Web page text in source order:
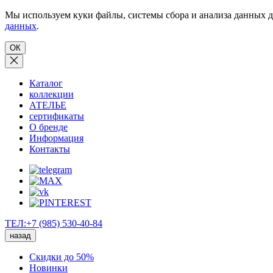
Мы используем куки файлы, системы сбора и анализа данных
данных.
ОК
Каталог
коллекции
АТЕЛЬЕ
сертификаты
О бренде
Информация
Контакты
ТЕЛ:+7 (985) 530-40-84
назад
Скидки до 50%
Новинки